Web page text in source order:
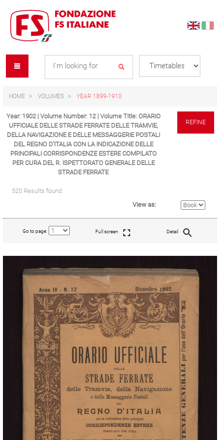
content
navigation
menu
HOME VOLUMES YEAR 1899-1910
Year: 1902 | Volume Number: 12 | Volume Title: ORARIO
UFFICIALE DELLE STRADE FERRATE DELLE TRAMVIE,
DELLA NAVIGAZIONE E DELLE MESSAGGERIE POSTALI
DEL REGNO D’ITALIA CON LA INDICAZIONE DELLE
PRINCIPALI CORRISPONDENZE ESTERE COMPILATO
PER CURA DEL R. ISPETTORATO GENERALE DELLE
STRADE FERRATE
REFINE
520 Results found
View as:
Go to page: Full screen Detail